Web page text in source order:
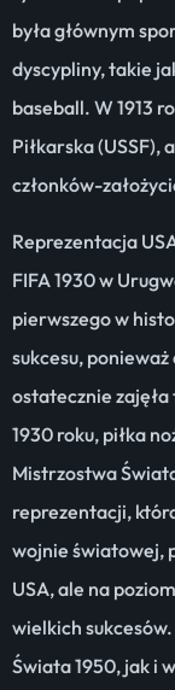
była głównym
dyscypliny, takie
baseball. W 1913
Piłkarska (USSF),
członków-
Reprezentacja
FIFA 1930 w
pierwszego w
sukcesu, ponieważ
ostatecznie
1930 roku, piłka
Mistrzostwa
reprezentacji,
wojnie światowej,
USA, ale na
wielkich
Świata 1950, jak i